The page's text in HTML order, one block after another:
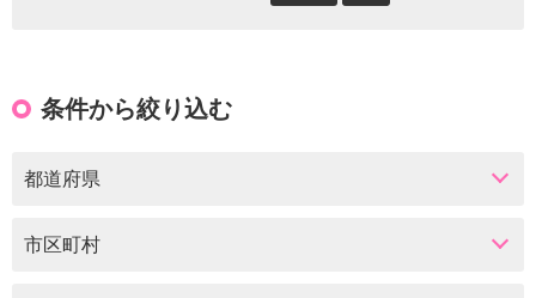
条件から絞り込む
都道府県
市区町村